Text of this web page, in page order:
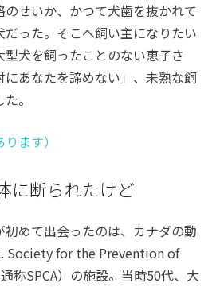
せいか、かつて犬歯を抜かれて
った。そこへ飼い主になりたい
型犬を飼ったことのない恵子さ
あなたを諦めない」、未熟な飼
。
ます）
に断られたけど
めて出会ったのは、カナダの動
Society for the Prevention of
称SPCA）の施設。当時50代、大